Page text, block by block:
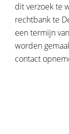
dit verzoek te
rechtbank te
een termijn
worden
contact